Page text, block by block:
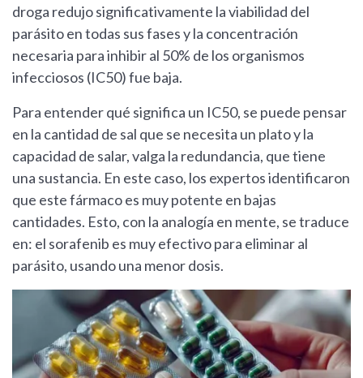
droga redujo significativamente la viabilidad del
parásito en todas sus fases y la concentración
necesaria para inhibir al 50% de los organismos
infecciosos (IC50) fue baja.
Para entender qué significa un IC50, se puede pensar
en la cantidad de sal que se necesita un plato y la
capacidad de salar, valga la redundancia, que tiene
una sustancia. En este caso, los expertos identificaron
que este fármaco es muy potente en bajas
cantidades. Esto, con la analogía en mente, se traduce
en: el sorafenib es muy efectivo para eliminar al
parásito, usando una menor dosis.